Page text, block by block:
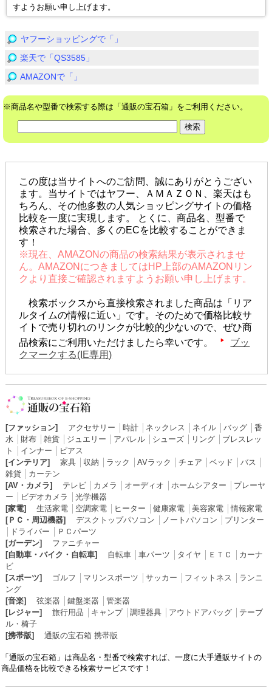
すようお願い申し上げます。
ヤフーショッピングで「」
楽天で「QS3585」
AMAZONで「」
※商品名や型番で検索する際は「通販の宝石箱」をご利用ください。
この度は当サイトへのご訪問、誠にありがとうござい
ます。当サイトではヤフー、ＡＭＡＺＯＮ、楽天はも
ちろん、その他多数の人気ショッピングサイトの価格
比較を一度に実現します。 とくに、商品名、型番で
検索された場合、多くのECを比較することができま
す！
※現在、AMAZONの商品の検索結果が表示されませ
ん。AMAZONにつきましてはHP上部のAMAZONリン
クより直接ご確認されますようお願い申し上げます。
検索ボックスから直接検索されました商品は「リア
ルタイムの情報に近い」です。そのためで価格比較サ
イトで売り切れのリンクが比較的少ないので、ぜひ商
品検索にご利用いただけましたら幸いです。
ブッ
クマークする(IE専用)
[ファッション] アクセサリー 時計│ ネックレス ネイル│ バッグ│ 香
水
財布│ 雑貨│ ジュエリー アパレル│ シューズ│ リング│ ブレスレッ
ト
インナー
ピアス
[インテリア]
家具│ 収納 ラック AVラック チェア ベッド バス
雑貨│ カーテン
[AV・カメラ]
テレビ│ カメラ オーディオ ホームシアター
プレーヤ
ー
ビデオカメラ
光学機器
[家電]
生活家電│ 空調家電│ ヒーター 健康家電│ 美容家電│情報家電
[ＰＣ・周辺機器]
デスクトップパソコン ノートパソコン
プリンター
ドライバー
ＰＣパーツ
[ガーデン]
ファニチャー
[自動車・バイク・自転車]
自転車│ 車パーツ タイヤ ＥＴＣ
カーナ
ビ
[スポーツ]
ゴルフ マリンスポーツ サッカー フィットネス
ランニ
ング
[音楽]
弦楽器 鍵盤楽器
管楽器
[レジャー]
旅行用品 キャンプ│ 調理器具│ アウトドアバッグ│ テーブ
ル・椅子
[携帯版]
通販の宝石箱 携帯版
「通販の宝石箱」は商品名・型番で検索すれば、一度に大手通販サイトの
商品価格を比較できる検索サービスです！